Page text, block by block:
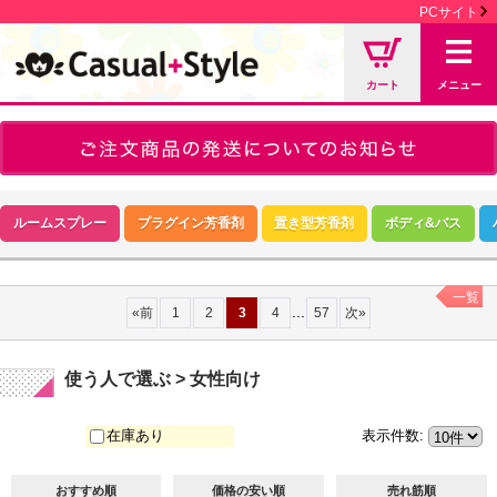
PCサイト
カート メニュー
ルームスプレー プラグイン芳香剤 置き型芳香剤 ボディ&バス
使う人で選ぶ > 女性向け
一覧
おすすめ順 価格の安い順 売れ筋順
表示件数:
在庫あり
«前 1 2 3 4 57 次»